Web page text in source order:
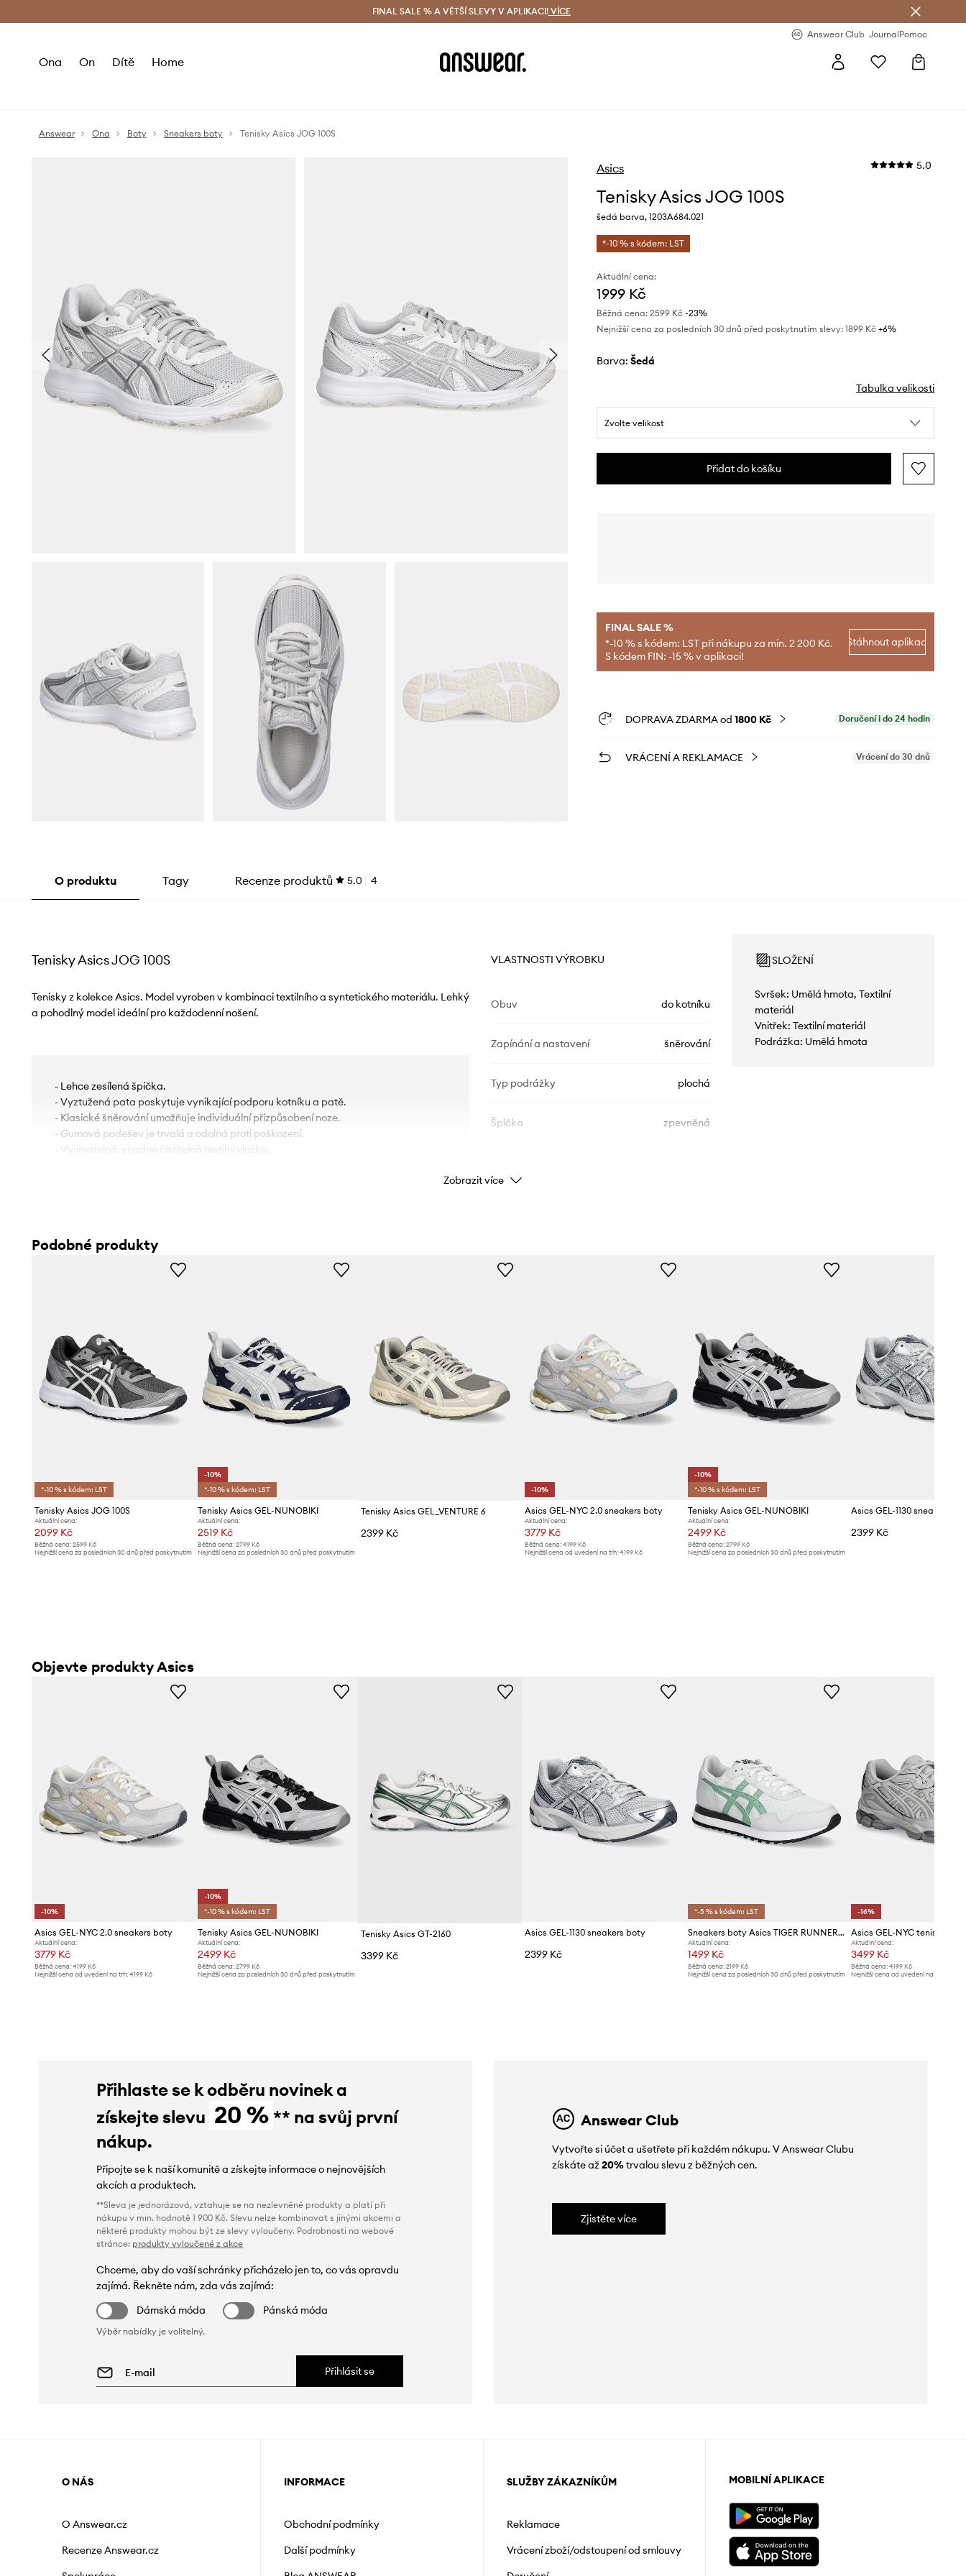
Doručení a vrácení zdarma (od 1800 Kč) Doručení i do 24 h
FINAL SALE % A VĚTŠÍ SLEVY V APLIKACI! VÍCE
Answear Club JournalPomoc
Ona On Dítě Home
Answear Ona Boty Sneakers boty Tenisky Asics JOG 100S
Asics 5.0
Tenisky Asics JOG 100S
šedá barva, 1203A684.021
*-10 % s kódem: LST
Aktuální cena:
1999 Kč
Běžná cena: 2599 Kč-23%
Nejnižší cena za posledních 30 dnů před poskytnutím slevy: 1899 Kč +6%
Barva: šedá
Tabulka velikosti
Zvolte velikost
Přidat do košíku
FINAL SALE %
*-10 % s kódem: LST při nákupu za min. 2 200 Kč.
S kódem FIN: -15 % v aplikaci!
Stáhnout aplikaci
DOPRAVA ZDARMA od 1800 Kč Doručení i do 24 hodin
VRÁCENÍ A REKLAMACE Vrácení do 30 dnů
O produktu Tagy Recenze produktů 5.0 4
Tenisky Asics JOG 100S
Tenisky z kolekce Asics. Model vyroben v kombinaci textilního a syntetického materiálu. Lehký
a pohodlný model ideální pro každodenní nošení.
- Lehce zesílená špička.
- Vyztužená pata poskytuje vynikající podporu kotníku a patě.
- Klasické šněrování umožňuje individuální přizpůsobení noze.
- Gumová podešev je trvalá a odolná proti poškození.
- Vyjímatelná, snadno čistitelná textilní vložka.
VLASTNOSTI VÝROBKU
Obuv do kotníku
Zapínání a nastavení šněrování
Typ podrážky plochá
Špička zpevněná
ÚDAJE O VÝROBKU
Barva
ID produktu
SLOŽENÍ
Svršek: Umělá hmota, Textilní
materiál
Vnitřek: Textilní materiál
Podrážka: Umělá hmota
Zobrazit více
Podobné produkty
*-10 % s kódem: LST
Tenisky Asics JOG 100S
Aktuální cena:
2099 Kč
Běžná cena: 2599 Kč
Nejnižší cena za posledních 30 dnů před poskytnutím
-10%
*-10 % s kódem: LST
Tenisky Asics GEL-NUNOBIKI
Aktuální cena:
2519 Kč
Běžná cena:2799 Kč
Nejnižší cena za posledních 30 dnů před poskytnutím
Tenisky Asics GEL_VENTURE 6
2399 Kč
-10%
Asics GEL-NYC 2.0 sneakers boty
Aktuální cena:
3779 Kč
Běžná cena: 4199 Kč
Nejnižší cena od uvedení na trh: 4199 Kč
-10%
*-10 % s kódem: LST
Tenisky Asics GEL-NUNOBIKI
Aktuální cena:
2499 Kč
Běžná cena:2799 Kč
Nejnižší cena za posledních 30 dnů před poskytnutím
Asics GEL-1130 sneakers
2399 Kč
Objevte produkty Asics
-10%
Asics GEL-NYC 2.0 sneakers boty
Aktuální cena:
3779 Kč
Běžná cena: 4199 Kč
Nejnižší cena od uvedení na trh: 4199 Kč
-10%
*-10 % s kódem: LST
Tenisky Asics GEL-NUNOBIKI
Aktuální cena:
2499 Kč
Běžná cena:2799 Kč
Nejnižší cena za posledních 30 dnů před poskytnutím
Tenisky Asics GT-2160
3399 Kč
Asics GEL-1130 sneakers boty
2399 Kč
*-5 % s kódem: LST
Sneakers boty Asics TIGER RUNNER II
Aktuální cena:
1499 Kč
Běžná cena:2199 Kč
Nejnižší cena za posledních 30 dnů před poskytnutím
-16%
Asics GEL-NYC tenisky
Aktuální cena:
3499 Kč
Běžná cena: 4199 Kč
Nejnižší cena od uvedení na trh:
Přihlaste se k odběru novinek a
získejte slevu 20 % ** na svůj první
nákup.
Připojte se k naší komunitě a získejte informace o nejnovějších
akcích a produktech.
**Sleva je jednorázová, vztahuje se na nezlevněné produkty a platí při
nákupu v min. hodnotě 1 900 Kč. Slevu nelze kombinovat s jinými akcemi a
některé produkty mohou být ze slevy vyloučeny. Podrobnosti na webové
stránce: produkty vyloučené z akce
Chceme, aby do vaší schránky přicházelo jen to, co vás opravdu
zajímá. Řekněte nám, zda vás zajímá:
Dámská móda
Pánská móda
Výběr nabídky je volitelný.
Přihlásit se
Answear Club
Vytvořte si účet a ušetřete při každém nákupu. V Answear Clubu
získáte až20%trvalou slevu z běžných cen.
Zjistěte více
O NÁS
O Answear.cz
Recenze Answear.cz
INFORMACE
Obchodní podmínky
Další podmínky
SLUŽBY ZÁKAZNÍKŮM
Reklamace
Vrácení zboží/odstoupení od smlouvy
MOBILNÍ APLIKACE